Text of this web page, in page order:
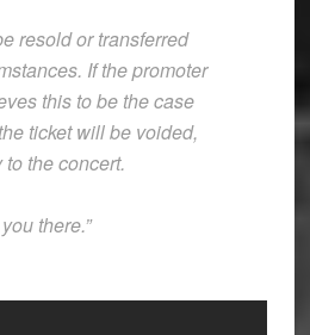
resold or transferred
If the promoter
this to be the case
ticket will be voided,
the concert.
there.”